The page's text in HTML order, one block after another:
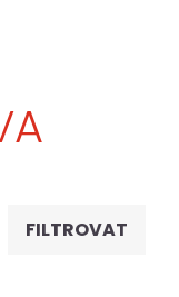
FILTROVAT